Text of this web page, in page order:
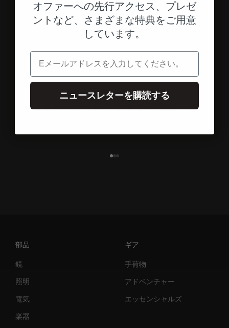
米国からの発送
お客様の住所へ、より迅速かつ直接お届けします。
部品
鏡
照明
電気
楽器
ギア
手荷物
アドベンチャー
エッセンシャルズ
オファーへの先行アクセス、プレゼ
ントなど、さまざまな特典をご用意
しています。
電子メール
ニュースレターを購読する